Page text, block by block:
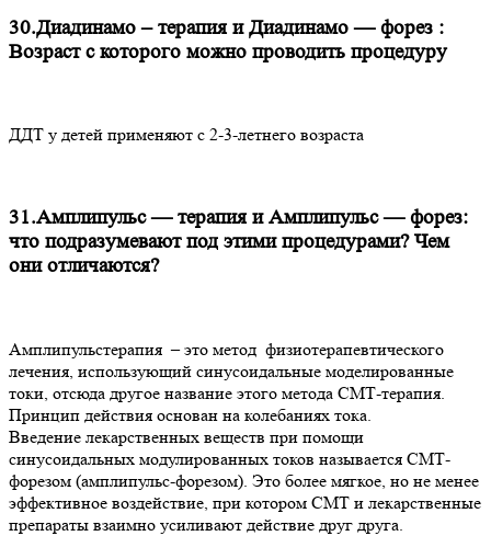
30.Диадинамо – терапия и Диадинамо — форез :
Возраст с которого можно проводить процедуру
ДДТ у детей применяют с 2-3-летнего возраста
31.Амплипульс — терапия и Амплипульс — форез:
что подразумевают под этими процедурами? Чем
они отличаются?
Амплипульстерапия – это метод физиотерапевтического
лечения, использующий синусоидальные моделированные
токи, отсюда другое название этого метода СМТ-терапия.
Принцип действия основан на колебаниях тока.
Введение лекарственных веществ при помощи
синусоидальных модулированных токов называется СМТ-
форезом (амплипульс-форезом). Это более мягкое, но не менее
эффективное воздействие, при котором СМТ и лекарственные
препараты взаимно усиливают действие друг друга.